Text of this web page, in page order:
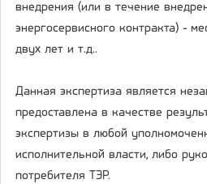
внедрения (или в течение
энергосервисного контракта) -
двух лет и т.д..
Данная экспертиза является
предоставлена в качестве
экспертизы в любой
исполнительной власти, либо
потребителя ТЭР.